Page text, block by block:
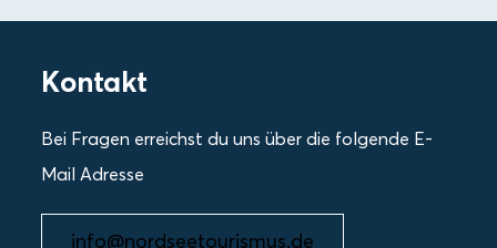
Kontakt
Bei Fragen erreichst du uns über die folgende E-
Mail Adresse
info@nordseetourismus.de